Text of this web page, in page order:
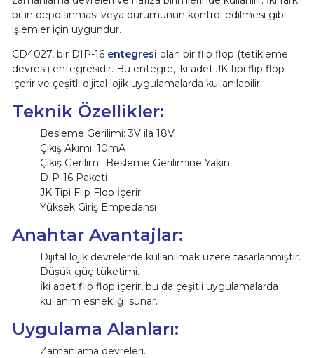
bitin depolanması veya durumunun kontrol edilmesi gibi
işlemler için uygundur.
CD4027, bir DIP-16 entegresi olan bir flip flop (tetikleme
devresi) entegresidir. Bu entegre, iki adet JK tipi flip flop
içerir ve çeşitli dijital lojik uygulamalarda kullanılabilir.
Teknik Özellikler:
Besleme Gerilimi: 3V ila 18V
Çıkış Akımı: 10mA
Çıkış Gerilimi: Besleme Gerilimine Yakın
DIP-16 Paketi
JK Tipi Flip Flop İçerir
Yüksek Giriş Empedansı
Anahtar Avantajlar:
Dijital lojik devrelerde kullanılmak üzere tasarlanmıştır.
Düşük güç tüketimi.
İki adet flip flop içerir, bu da çeşitli uygulamalarda
kullanım esnekliği sunar.
Uygulama Alanları:
Zamanlama devreleri.